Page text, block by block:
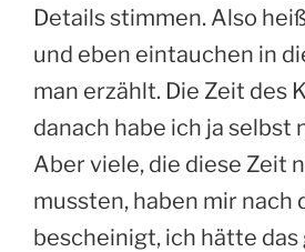
Details stimmen. Also
und eben eintauchen in
man erzählt. Die Zeit des
danach habe ich ja selbst
Aber viele, die diese Zeit
mussten, haben mir nach
bescheinigt, ich hätte das